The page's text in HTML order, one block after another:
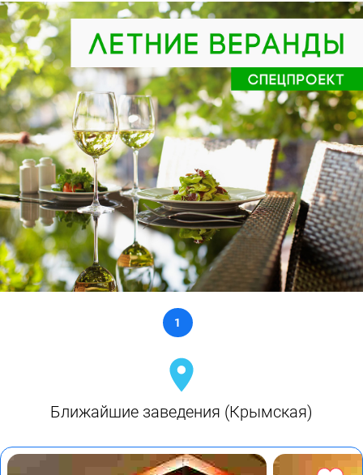
1
Ближайшие заведения (Крымская)